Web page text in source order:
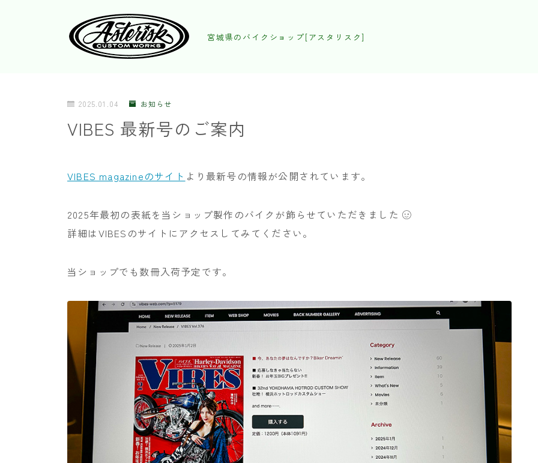
宮城県のバイクショップ[アスタリスク]
2025.01.04 お知らせ
VIBES 最新号のご案内
VIBES magazineのサイト より最新号の情報が公開されています。
2025年最初の表紙を当ショップ製作のバイクが飾らせていただきました
詳細はVIBESのサイトにアクセスしてみてください。
当ショップでも数冊入荷予定です。